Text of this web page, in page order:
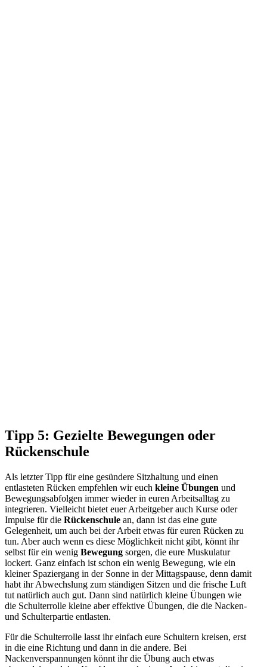
Tipp 5: Gezielte Bewegungen oder
Rückenschule
Als letzter Tipp für eine gesündere Sitzhaltung und einen
entlasteten Rücken empfehlen wir euch kleine Übungen und
Bewegungsabfolgen immer wieder in euren Arbeitsalltag zu
integrieren. Vielleicht bietet euer Arbeitgeber auch Kurse oder
Impulse für die Rückenschule an, dann ist das eine gute
Gelegenheit, um auch bei der Arbeit etwas für euren Rücken zu
tun. Aber auch wenn es diese Möglichkeit nicht gibt, könnt ihr
selbst für ein wenig Bewegung sorgen, die eure Muskulatur
lockert. Ganz einfach ist schon ein wenig Bewegung, wie ein
kleiner Spaziergang in der Sonne in der Mittagspause, denn damit
habt ihr Abwechslung zum ständigen Sitzen und die frische Luft
tut natürlich auch gut. Dann sind natürlich kleine Übungen wie
die Schulterrolle kleine aber effektive Übungen, die die Nacken-
und Schulterpartie entlasten.
Für die Schulterrolle lasst ihr einfach eure Schultern kreisen, erst
in die eine Richtung und dann in die andere. Bei
Nackenverspannungen könnt ihr die Übung auch etwas